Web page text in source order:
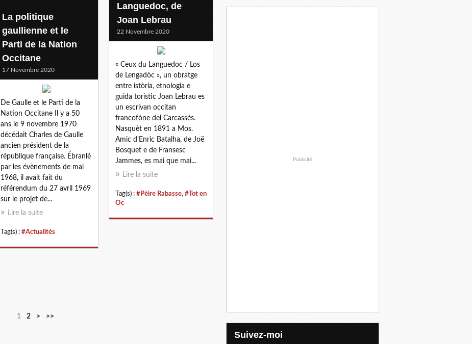
Languedoc, de
Joan Lebrau
22 Novembre 2020
« Ceux du Languedoc / Los
de Lengadòc », un obratge
entre istòria, etnologia e
guida toristic Joan Lebrau es
un escrivan occitan
francofòne del Carcassés.
Nasquèt en 1891 a Mos.
Amic d’Enric Batalha, de Joë
Bosquet e de Fransesc
Jammes, es mai que mai...
Lire la suite
Tag(s) : #Pèire Rabasse, #Tot en
Oc
La politique
gaullienne et le
Parti de la Nation
Occitane
17 Novembre 2020
De Gaulle et le Parti de la
Nation Occitane Il y a 50
ans le 9 novembre 1970
décédait Charles de Gaulle
ancien président de la
république française. Ébranlé
par les évènements de mai
1968, il avait fait du
référendum du 27 avril 1969
sur le projet de...
Lire la suite
Tag(s) : #Actualités
1 2 > >>
Publicité
Suivez-moi